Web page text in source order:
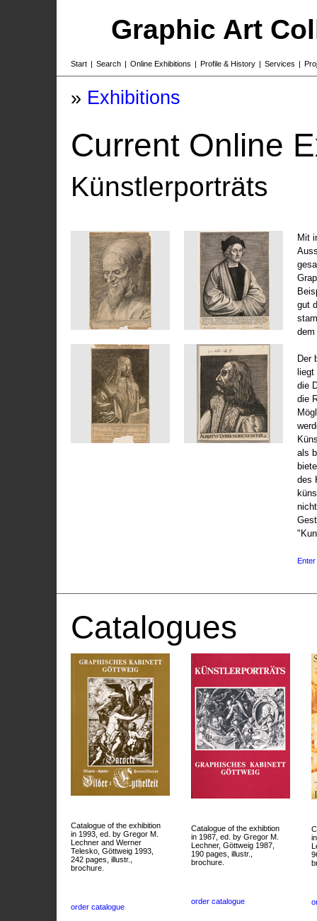
Graphic Art
Start | Search | Online Exhibitions | Profile & History | Services |
» Exhibitions
Current Online
Künstlerporträts
Mit
gut
dem
Der
die
die
als
des
Enter
Catalogues
Catalogue of the exhibition
in 1993, ed. by Gregor M.
Lechner and Werner
Telesko, Göttweig 1993,
242 pages, illustr.,
brochure.
order catalogue
Catalogue of the exhibtion
in 1987, ed. by Gregor M.
Lechner, Göttweig 1987,
190 pages, illustr.,
brochure.
order catalogue